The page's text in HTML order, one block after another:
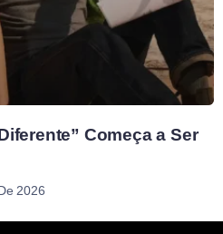
Começa a Ser
2026